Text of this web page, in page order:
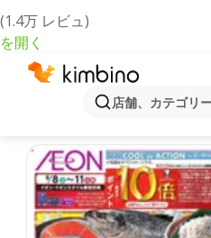
(1.4万 レビュ)
を開く
店舗、カテゴリ
最新のチラシとオ